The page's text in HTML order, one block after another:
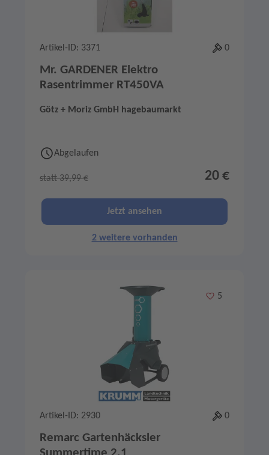
Artikel-ID: 3371 0
Mr. GARDENER Elektro
Rasentrimmer RT450VA
Götz + Moriz GmbH hagebaumarkt
Abgelaufen
statt 39,99 € 20 €
Jetzt ansehen
2 weitere vorhanden
Merken
5
Artikel-ID: 2930 0
Remarc Gartenhäcksler